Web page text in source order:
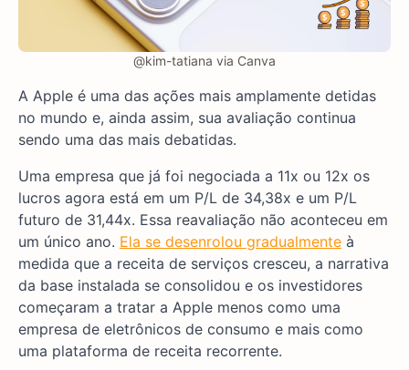
@kim-tatiana via Canva
A Apple é uma das ações mais amplamente detidas
no mundo e, ainda assim, sua avaliação continua
sendo uma das mais debatidas.
Uma empresa que já foi negociada a 11x ou 12x os
lucros agora está em um P/L de 34,38x e um P/L
futuro de 31,44x. Essa reavaliação não aconteceu em
um único ano. Ela se desenrolou gradualmente à
medida que a receita de serviços cresceu, a narrativa
da base instalada se consolidou e os investidores
começaram a tratar a Apple menos como uma
empresa de eletrônicos de consumo e mais como
uma plataforma de receita recorrente.